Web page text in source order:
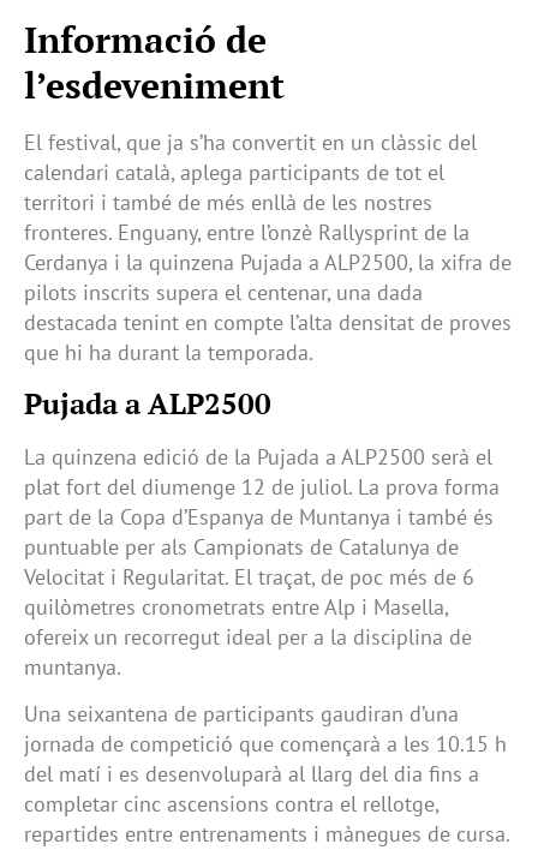
Informació de
l’esdeveniment
El festival, que ja s’ha convertit en un clàssic del
calendari català, aplega participants de tot el
territori i també de més enllà de les nostres
fronteres. Enguany, entre l’onzè Rallysprint de la
Cerdanya i la quinzena Pujada a ALP2500, la xifra de
pilots inscrits supera el centenar, una dada
destacada tenint en compte l’alta densitat de proves
que hi ha durant la temporada.
Pujada a ALP2500
La quinzena edició de la Pujada a ALP2500 serà el
plat fort del diumenge 12 de juliol. La prova forma
part de la Copa d’Espanya de Muntanya i també és
puntuable per als Campionats de Catalunya de
Velocitat i Regularitat. El traçat, de poc més de 6
quilòmetres cronometrats entre Alp i Masella,
ofereix un recorregut ideal per a la disciplina de
muntanya.
Una seixantena de participants gaudiran d’una
jornada de competició que començarà a les 10.15 h
del matí i es desenvoluparà al llarg del dia fins a
completar cinc ascensions contra el rellotge,
repartides entre entrenaments i mànegues de cursa.